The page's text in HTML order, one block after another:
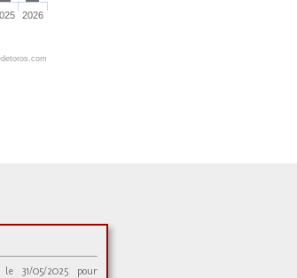
2026
le 31/05/2025 pour